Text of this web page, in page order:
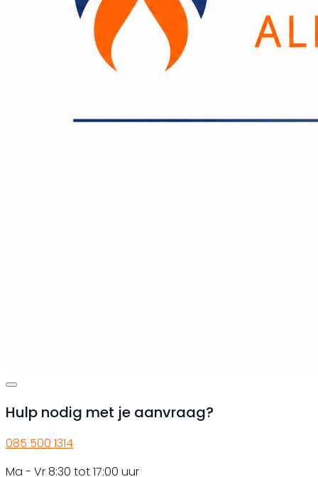
Hulp nodig met je aanvraag?
085 500 1314
Ma - Vr 8:30 tot 17:00 uur